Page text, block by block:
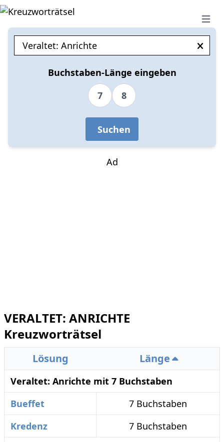
Open
Buchstaben-Länge eingeben
7
8
Suchen
Ad
VERALTET: ANRICHTE
Kreuzworträtsel
Lösung Länge
Veraltet: Anrichte mit 7 Buchstaben
Bueffet
7 Buchstaben
Kredenz
7 Buchstaben